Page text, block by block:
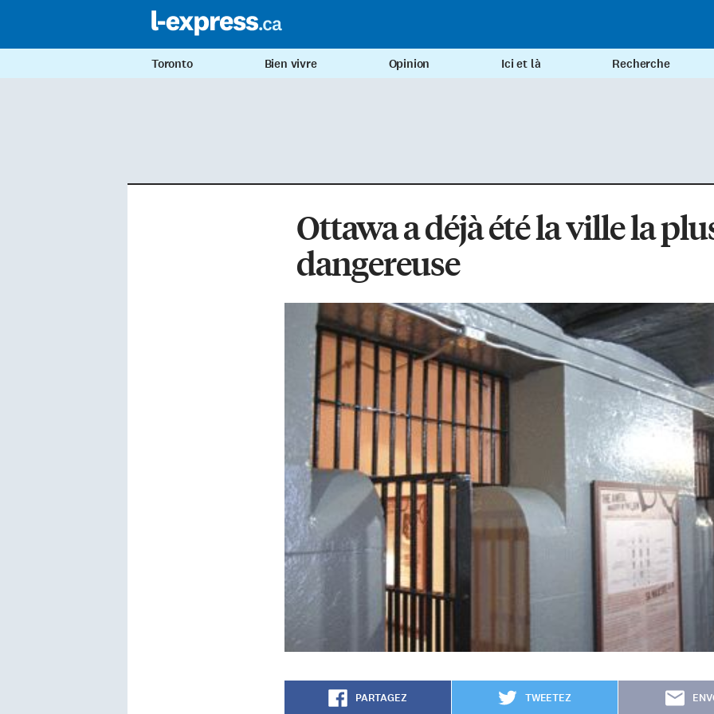
Toronto Bien vivre Opinion Ici et là Recherche
Ottawa a déjà été la ville la
dangereuse
PARTAGEZ TWEETEZ